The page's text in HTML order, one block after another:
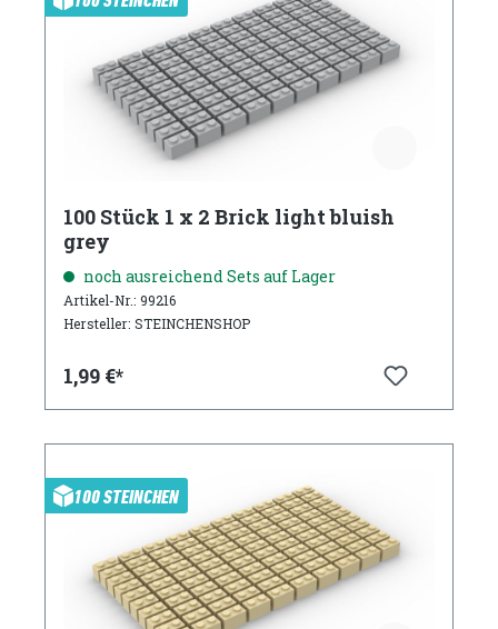
100 Stück 1 x 2 Brick light bluish
grey
noch ausreichend Sets auf Lager
Artikel-Nr.: 99216
Hersteller: STEINCHENSHOP
1,99 €*
100 STEINCHEN